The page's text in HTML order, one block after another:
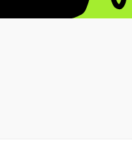
FOREX: EUR/USD - 1.1521